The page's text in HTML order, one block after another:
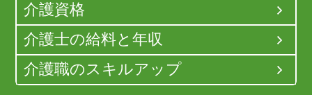
介護資格
介護士の給料と年収
介護職のスキルアップ